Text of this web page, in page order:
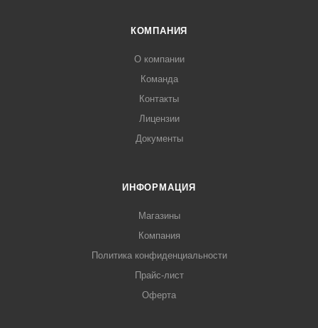
КОМПАНИЯ
О компании
Команда
Контакты
Лицензии
Документы
ИНФОРМАЦИЯ
Магазины
Компания
Политика конфиденциальности
Прайс-лист
Оферта